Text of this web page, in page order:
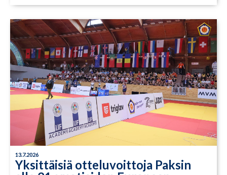
13.7.2026
Yksittäisiä otteluvoittoja Paksin